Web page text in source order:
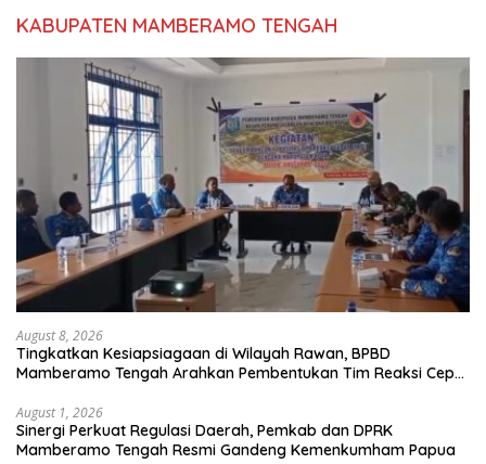
KABUPATEN MAMBERAMO TENGAH
August 8, 2026
Tingkatkan Kesiapsiagaan di Wilayah Rawan, BPBD
Mamberamo Tengah Arahkan Pembentukan Tim Reaksi Cepat
August 1, 2026
Sinergi Perkuat Regulasi Daerah, Pemkab dan DPRK
Mamberamo Tengah Resmi Gandeng Kemenkumham Papua